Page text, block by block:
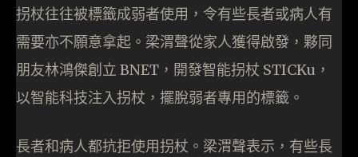
拐杖往往被標籤成弱者使用，令有些長者或病人有
需要亦不願意拿起。梁渭聲從家人獲得啟發，夥同
朋友林鴻傑創立 BNET，開發智能拐杖 STICKu，
以智能科技注入拐杖，擺脫弱者專用的標籤。
長者和病人都抗拒使用拐杖。梁渭聲表示，有些長